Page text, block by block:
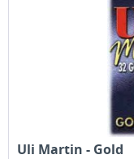
Uli Martin - Gold